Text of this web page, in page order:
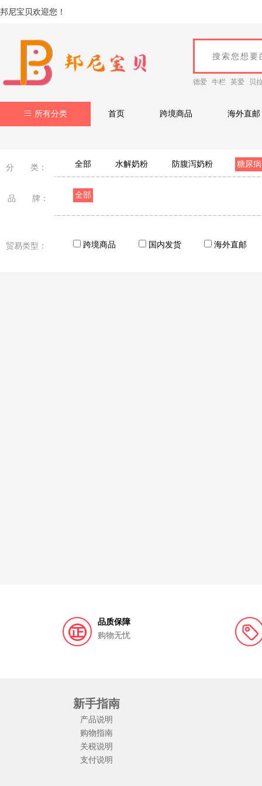
邦尼宝贝欢迎您！
德爱 牛栏 英爱 贝
所有分类 首页 跨境商品 海外直邮
分 类： 全部 水解奶粉 防腹泻奶粉 糖尿
品 牌： 全部
贸易类型： 跨境商品 国内发货 海外直邮
品质保障
购物无忧
新手指南
产品说明
购物指南
关税说明
支付说明